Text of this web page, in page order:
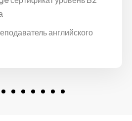
английского